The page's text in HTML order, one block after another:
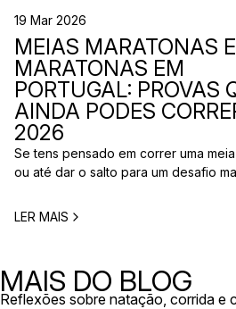
19 Mar 2026
MEIAS MARATONAS E
MARATONAS EM
PORTUGAL: PROVAS
AINDA PODES
2026
Se tens pensado em correr uma
ou até dar o salto para um desafio
planear. Entre a primavera e o verão, o
LER MAIS
MAIS DO BLOG
Reflexões sobre natação, corrida e